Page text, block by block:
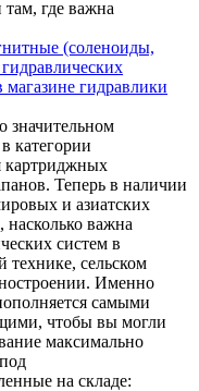
где важна
(соленоиды,
гидравлики
значительном
категории
картриджных
Теперь в наличии
и азиатских
важна
систем в
сельском
Именно
самыми
чтобы вы могли
максимально
на складе: